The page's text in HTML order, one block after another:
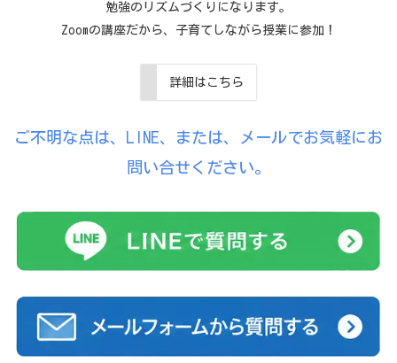
勉強のリズムづくりになります。
Zoomの講座だから、子育てしながら授業に参加！
詳細はこちら
ご不明な点は、LINE、または、メールでお気軽にお
問い合せください。